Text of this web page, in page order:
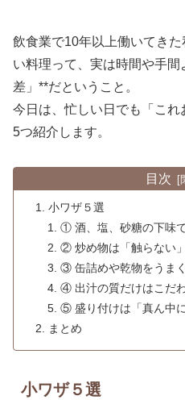
飲食業で10年以上働いてき
い料理って、実は時間や手
差」**だということ。
今日は、忙しい日でも「こ
5つ紹介します。
目次
小ワザ５選
① 酒、塩、砂糖の下味
② 炒め物は「触らない
③ 缶詰めや乾物をうま
④ 出汁の質だけはこだわ
⑤ 盛り付けは「真ん中
まとめ
小ワザ５選